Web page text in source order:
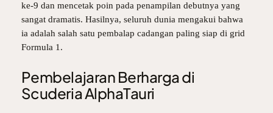
ke-9 dan mencetak poin pada penampilan debutnya yang
sangat dramatis. Hasilnya, seluruh dunia mengakui bahwa
ia adalah salah satu pembalap cadangan paling siap di grid
Formula 1.
Pembelajaran Berharga di
Scuderia AlphaTauri